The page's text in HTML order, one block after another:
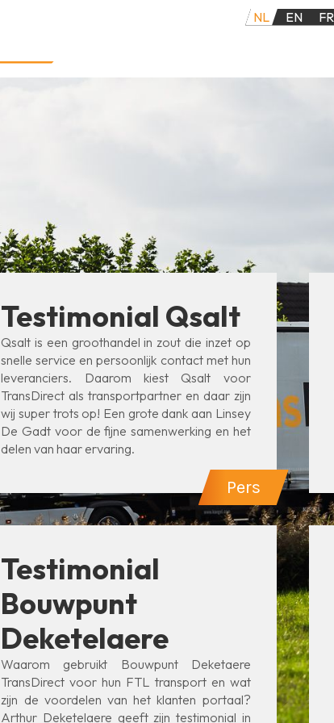
NL EN FR
Testimonial Qsalt
Qsalt is een groothandel in zout die inzet op
snelle service en persoonlijk contact met hun
leveranciers. Daarom kiest Qsalt voor
TransDirect als transportpartner en daar zijn
wij super trots op! Een grote dank aan Linsey
De Gadt voor de fijne samenwerking en het
delen van haar ervaring.
Pers
Testimonial
Bouwpunt
Deketelaere
Waarom gebruikt Bouwpunt Deketaere
TransDirect voor hun FTL transport en wat
zijn de voordelen van het klanten portaal?
Arthur Deketelaere geeft zijn testimonial in